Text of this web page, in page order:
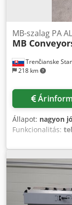
Trenčianske
218 km
MB-szalag PA
MB
Állapot: nagyon
Funkcionalitás:
ürítőmagasság:1
elérhető,
Magasság =